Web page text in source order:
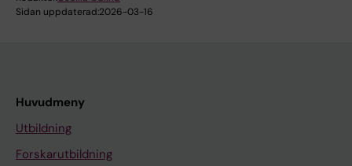
Sidan uppdaterad:2026-03-16
Huvudmeny
Utbildning
Forskarutbildning